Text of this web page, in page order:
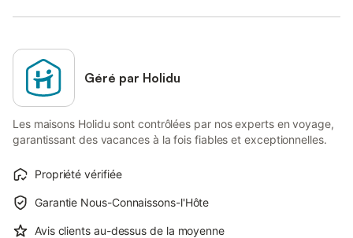
Géré par Holidu
Les maisons Holidu sont contrôlées par nos experts en voyage,
garantissant des vacances à la fois fiables et exceptionnelles.
Propriété vérifiée
Garantie Nous-Connaissons-l'Hôte
Avis clients au-dessus de la moyenne